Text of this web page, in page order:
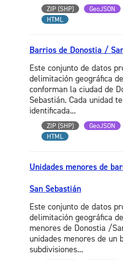
ZIP (SHP) GeoJSON
HTML
Barrios de Donostia /
Este conjunto de datos
delimitación geográfica
conforman la ciudad de
Sebastián. Cada unidad
identificada...
ZIP (SHP) GeoJSON
HTML
Unidades menores de
San Sebastián
Este conjunto de datos
delimitación geográfica
menores de Donostia /
unidades menores de un
subdivisiones...